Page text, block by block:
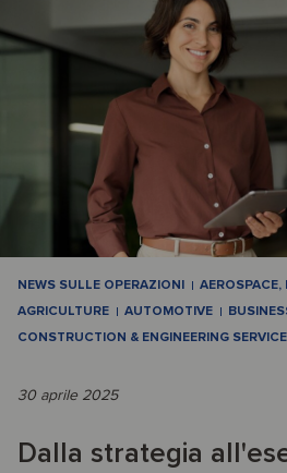
NEWS SULLE OPERAZIONI
AEROSPACE,
AGRICULTURE
AUTOMOTIVE
CONSTRUCTION & ENGINEERING
30 aprile 2025
Dalla strategia